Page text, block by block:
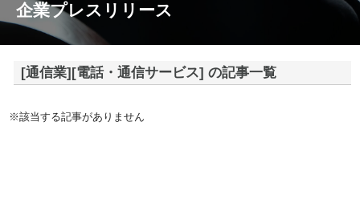
企業プレスリリース
[通信業][電話・通信サービス] の記事一覧
※該当する記事がありません